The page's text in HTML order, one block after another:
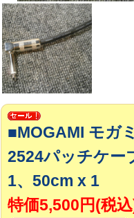
■MOGAMI モガ
2524パッチケ
1、50cm x 1
特価5,500円(税